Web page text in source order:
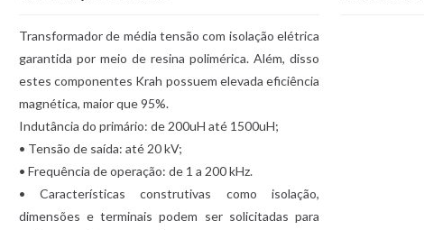
Transformador de média tensão com isolação elétrica
garantida por meio de resina polimérica. Além, disso
estes componentes Krah possuem elevada eficiência
magnética, maior que 95%.
Indutância do primário: de 200uH até 1500uH;
• Tensão de saída: até 20 kV;
• Frequência de operação: de 1 a 200 kHz.
• Características construtivas como isolação,
dimensões e terminais podem ser solicitadas para